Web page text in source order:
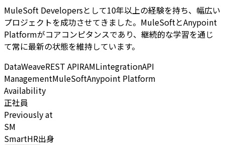
MuleSoft Developersとして10年以上の経験を持ち、幅広い
プロジェクトを成功させてきました。MuleSoftとAnypoint
Platformがコアコンピタンスであり、継続的な学習を通じ
て常に最新の状態を維持しています。
DataWeaveREST APIRAMLintegrationAPI
ManagementMuleSoftAnypoint Platform
Availability
正社員
Previously at
SM
SmartHR出身